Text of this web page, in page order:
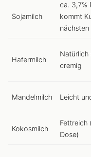
Sojamilch
ca. 3,7%
kommt
nächsten
Hafermilch
Natürlich
cremig
Mandelmilch Leicht
Kokosmilch
Fettreich
Dose)